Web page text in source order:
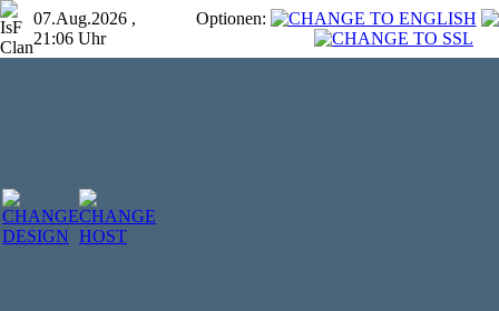
07.Aug.2026 ,
21:06 Uhr
Optionen: